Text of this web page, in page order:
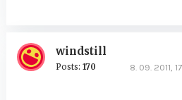
windstill
Posts: 170 8. 09. 2011,